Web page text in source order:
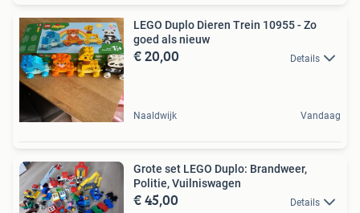
LEGO Duplo Dieren Trein 10955 - Zo
goed als nieuw
€ 20,00 Details
Naaldwijk Vandaag
Grote set LEGO Duplo: Brandweer,
Politie, Vuilniswagen
€ 45,00 Details